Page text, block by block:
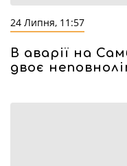
24 Липня, 11:57
В аварії на
двоє